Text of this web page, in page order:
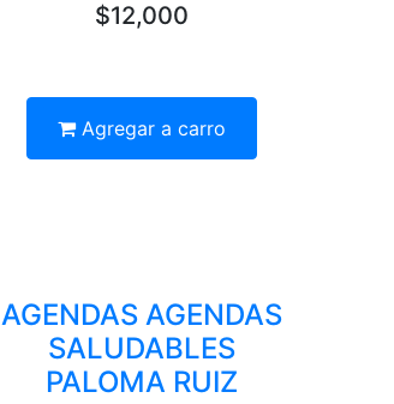
$12,000
Agregar a carro
AGENDAS AGENDAS
SALUDABLES
PALOMA RUIZ